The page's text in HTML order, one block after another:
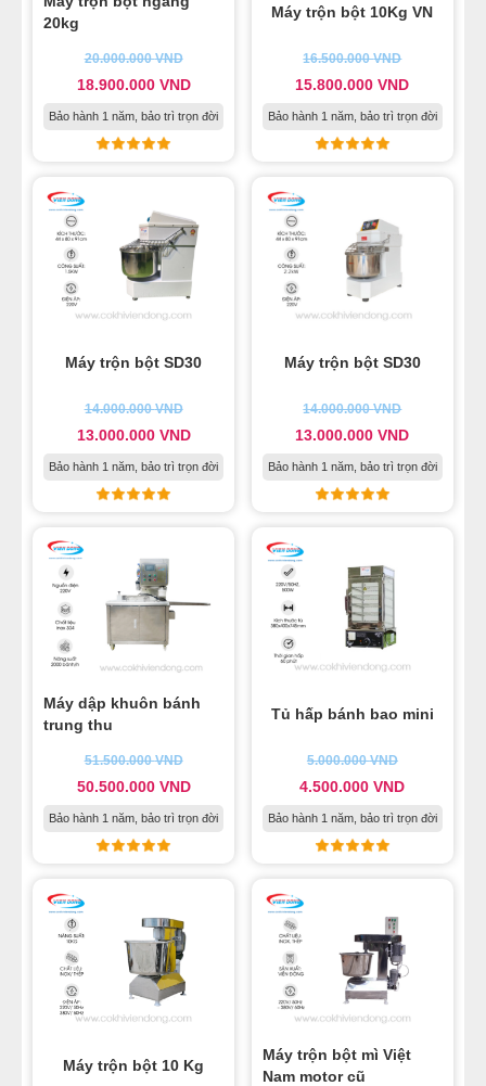
17
Tủ ủ bột 16 khay
-Máy cán bột 2 chiều L 620
20-Máy thái thịt làm nhân bánh trung thu DQ1
Máy máy xay thịt làm bánh trung thu
22
Nồi nấu đường mạch nha làm bánh trung thu
23-
Chảo xào nhân bánh trung thu dùng điện
24-
Máy trộn bột làm bánh trung thu
25-
Nồi sên nhân bánh trung thu
Lò Southstar 2 tầng 4 khay
27-Máy dập khuôn bánh trung thu
-Máy đóng date
30-Lò nướng bánh ngọt 3 tầng 9 khay Southstar
Máy nhồi nhân bánh trung thu Viễn Đông
33
Quy trình làm bánh trung thu với các thiết bị của
Viễn Đông
20kg
20.000.000VND
18.900.000 VND
Bảo hành 1 năm, bảo trì trọn đời
Máy trộn bột 10Kg VN
16.500.000VND
15.800.000VND
Bảo hành 1 năm, bảo trì trọn đời
Máy trộn bột SD30
14.000.000VND
13.000.000 VND
Bảo hành 1 năm, bảo trì trọn đời
Máy trộn bột SD30
14.000.000VND
13.000.000VND
Bảo hành 1 năm, bảo trì trọn đời
Máy dập khuôn bánh
trung thu
51.500.000VND
50.500.000 VND
Bảo hành 1 năm, bảo trì trọn đời
Tủ hấp bánh bao mini
5.000.000VND
4.500.000VND
Bảo hành 1 năm, bảo trì trọn đời
Máy trộn bột 10 Kg
Máy trộn bột mì Việt
Nam motor cũ